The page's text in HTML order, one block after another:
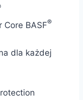
BASF®
dla każdej